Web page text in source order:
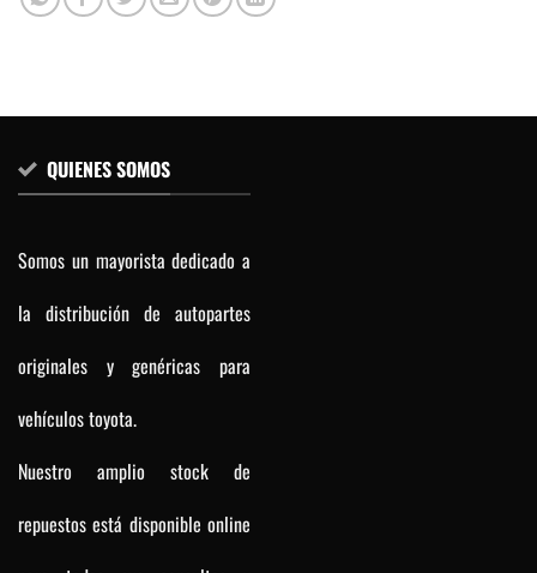
QUIENES SOMOS
Somos un mayorista dedicado a
la distribución de autopartes
originales y genéricas para
vehículos toyota.
Nuestro amplio stock de
repuestos está disponible online